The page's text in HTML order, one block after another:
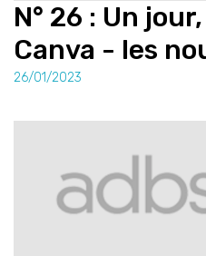
N° 26 : Un
Canva - les
26/01/2023